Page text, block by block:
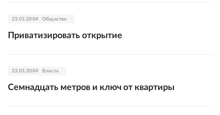
23.01.2004 Общество
Приватизировать открытие
23.01.2004 Власть
Семнадцать метров и ключ от квартиры